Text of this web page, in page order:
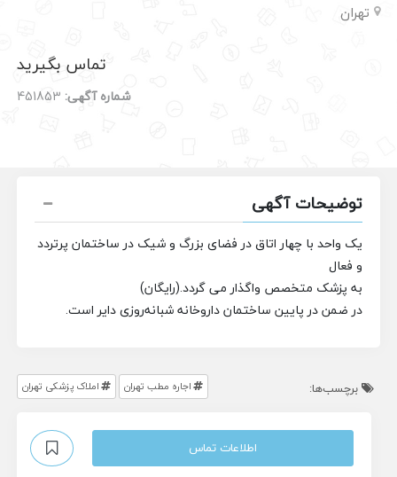
تهران
تماس بگیرید
شماره آگهی: 451853
توضیحات آگهی
یک واحد با چهار اتاق در فضای بزرگ و شیک در ساختمان پرتردد
و فعال
به پزشک متخصص واگذار می گردد.(رایگان)
در ضمن در پایین ساختمان داروخانه شبانه‌روزی دایر است.
برچسب‌ها: اجاره مطب تهران املاک پزشکی تهران
اطلاعات تماس